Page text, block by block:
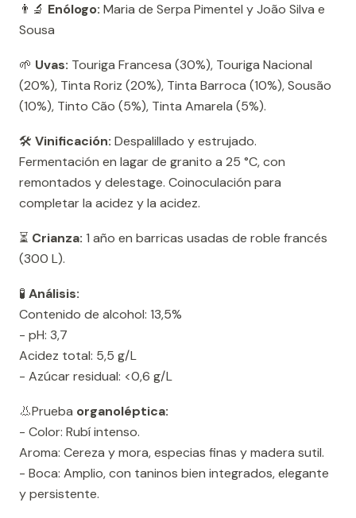
👨‍🔬 Enólogo: Maria de Serpa Pimentel y João Silva e
Sousa
🌱 Uvas: Touriga Francesa (30%), Touriga Nacional
(20%), Tinta Roriz (20%), Tinta Barroca (10%), Sousão
(10%), Tinto Cão (5%), Tinta Amarela (5%).
🛠️ Vinificación: Despalillado y estrujado.
Fermentación en lagar de granito a 25 °C, con
remontados y delestage. Coinoculación para
completar la acidez y la acidez.
⏳ Crianza: 1 año en barricas usadas de roble francés
(300 L).
🧪 Análisis:
Contenido de alcohol: 13,5%
- pH: 3,7
Acidez total: 5,5 g/L
- Azúcar residual: <0,6 g/L
👃Prueba organoléptica:
- Color: Rubí intenso.
Aroma: Cereza y mora, especias finas y madera sutil.
- Boca: Amplio, con taninos bien integrados, elegante
y persistente.